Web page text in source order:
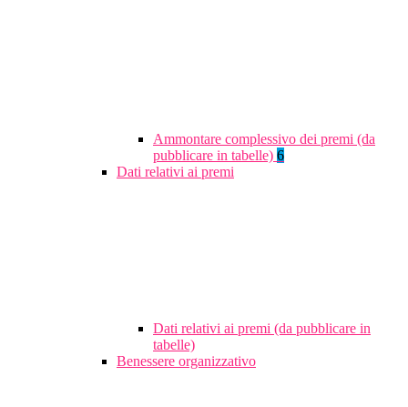
Ammontare complessivo dei premi (da
pubblicare in tabelle) 6
Dati relativi ai premi
Dati relativi ai premi (da pubblicare in
tabelle)
Benessere organizzativo